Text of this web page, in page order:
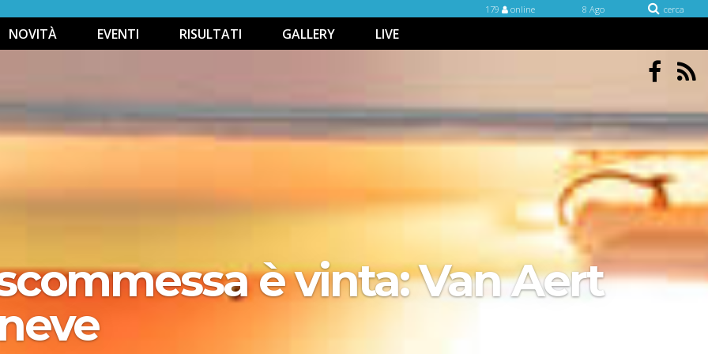
cerca
8 Ago
179 online
NOVITÀ EVENTI RISULTATI GALLERY LIVE
è vinta: Van Aert